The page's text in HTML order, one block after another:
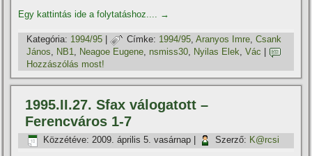
Egy kattintás ide a folytatáshoz.... →
Kategória: 1994/95 | Címke: 1994/95,Aranyos Imre,Csank
János, NB1, Neagoe Eugene, nsmiss30, Nyilas Elek,Vác
Hozzászólás most!
1995.II.27. Sfax válogatott –
Ferencváros 1-7
Közzétéve: 2009. április 5. vasárnap Szerző: K@rcsi